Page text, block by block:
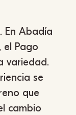
. En Abadía
el Pago
variedad.
se
que
cambio